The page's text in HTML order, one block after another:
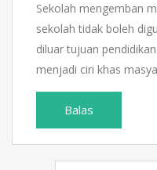
Sekolah mengemban
sekolah tidak boleh
diluar tujuan
menjadi ciri khas
Balas